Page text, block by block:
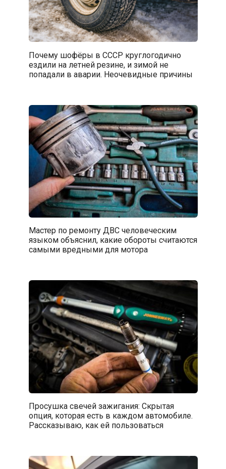
Почему шофёры в СССР круглогодично
ездили на летней резине, и зимой не
попадали в аварии. Неочевидные причины
Мастер по ремонту ДВС человеческим
языком объяснил, какие обороты считаются
самыми вредными для мотора
Просушка свечей зажигания: Скрытая
опция, которая есть в каждом автомобиле.
Рассказываю, как ей пользоваться